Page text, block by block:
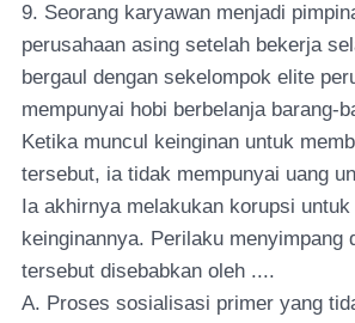
9. Seorang karyawan menjadi
perusahaan asing setelah bekerja
bergaul dengan sekelompok elite
mempunyai hobi berbelanja barang-
Ketika muncul keinginan untuk
tersebut, ia tidak mempunyai uang
Ia akhirnya melakukan korupsi untuk
keinginannya. Perilaku menyimpang
tersebut disebabkan oleh ....
A. Proses sosialisasi primer yang